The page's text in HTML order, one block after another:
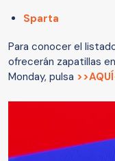
Sparta
Para conocer el
ofrecerán zapatillas
Monday, pulsa